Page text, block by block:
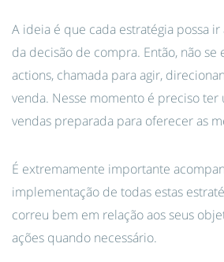
A ideia é que cada estratégia possa
da decisão de compra. Então, não se
actions, chamada para agir,
venda. Nesse momento é preciso ter
vendas preparada para oferecer as
É extremamente importante
implementação de todas estas
correu bem em relação aos seus
ações quando necessário.